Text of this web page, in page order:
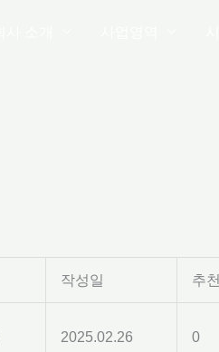
작성일 추천
2025.02.26 0